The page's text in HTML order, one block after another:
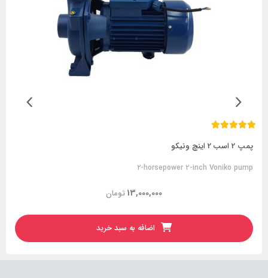
پمپ 2 اسب 2 اینچ ونیکو
2-horsepower 2-inch Voniko pump
تومان13,000,000
اضافه به سبد خرید